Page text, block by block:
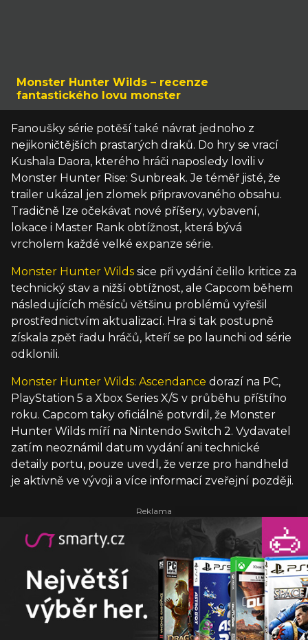
Monster Hunter Wilds – recenze
fantastického lovu monster
Fanoušky série potěší také návrat jednoho z
nejikoničtějších prastarých draků. Do hry se vrací
Kushala Daora, kterého hráči naposledy lovili v
Monster Hunter Rise: Sunbreak. Je téměř jisté, že
trailer ukázal jen zlomek připravovaného obsahu.
Tradičně lze očekávat nové příšery, vybavení,
lokace i Master Rank obtížnost, která bývá
vrcholem každé velké expanze série.
Monster Hunter Wilds sice při vydání čelilo kritice za
technický stav a nižší obtížnost, ale Capcom během
následujících měsíců většinu problémů vyřešil
prostřednictvím aktualizací. Hra si tak postupně
získala zpět řadu hráčů, kteří se po launchi od série
odklonili.
Monster Hunter Wilds: Ascendance dorazí na PC,
PlayStation 5 a Xbox Series X/S v průběhu příštího
roku. Capcom taky oficiálně potvrdil, že Monster
Hunter Wilds míří na Nintendo Switch 2. Vydavatel
zatím neoznámil datum vydání ani technické
detaily portu, pouze uvedl, že verze pro handheld
je aktivně ve vývoji a více informací zveřejní později.